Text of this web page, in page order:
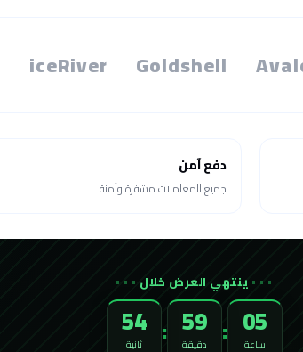
Goldshell
iceRiver
دفع آمن
جميع المعاملات مشفرة وآمنة
ينتهي العرض خلال
05
ساعة :
59
دقيقة :
52
ثانية